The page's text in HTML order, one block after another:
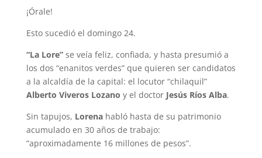
¡Órale!
Esto sucedió el domingo 24.
“La Lore” se veía feliz, confiada, y hasta presumió a
los dos “enanitos verdes” que quieren ser candidatos
a la alcaldía de la capital: el locutor “chilaquil”
Alberto Viveros Lozano y el doctor Jesús Ríos Alba.
Sin tapujos, Lorena habló hasta de su patrimonio
acumulado en 30 años de trabajo:
“aproximadamente 16 millones de pesos”.